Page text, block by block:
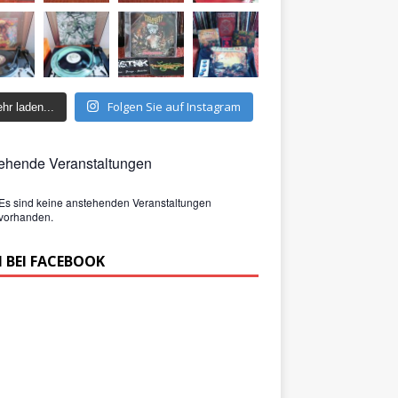
laden... Folgen Sie auf Instagram
Veranstaltungen
Es sind keine anstehenden Veranstaltungen
BEI FACEBOOK